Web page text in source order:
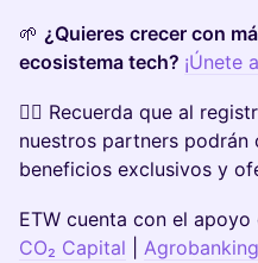
🌱 ¿Quieres crecer con
ecosistema tech? ¡Únete
👉🏽 Recuerda que al
nuestros partners
beneficios exclusivos y
ETW cuenta con el apoyo
CO₂ Capital
Agrobanking